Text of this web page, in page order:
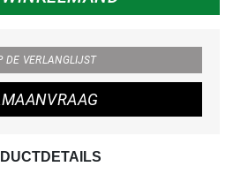
DE VERLANGLIJST